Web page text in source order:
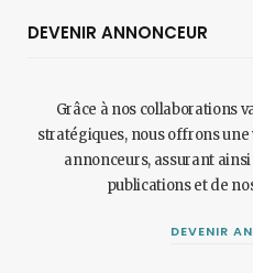
DEVENIR ANNONCEUR
Grâce à nos collaborations
stratégiques, nous offrons
annonceurs, assurant
publications et de
DEVENIR